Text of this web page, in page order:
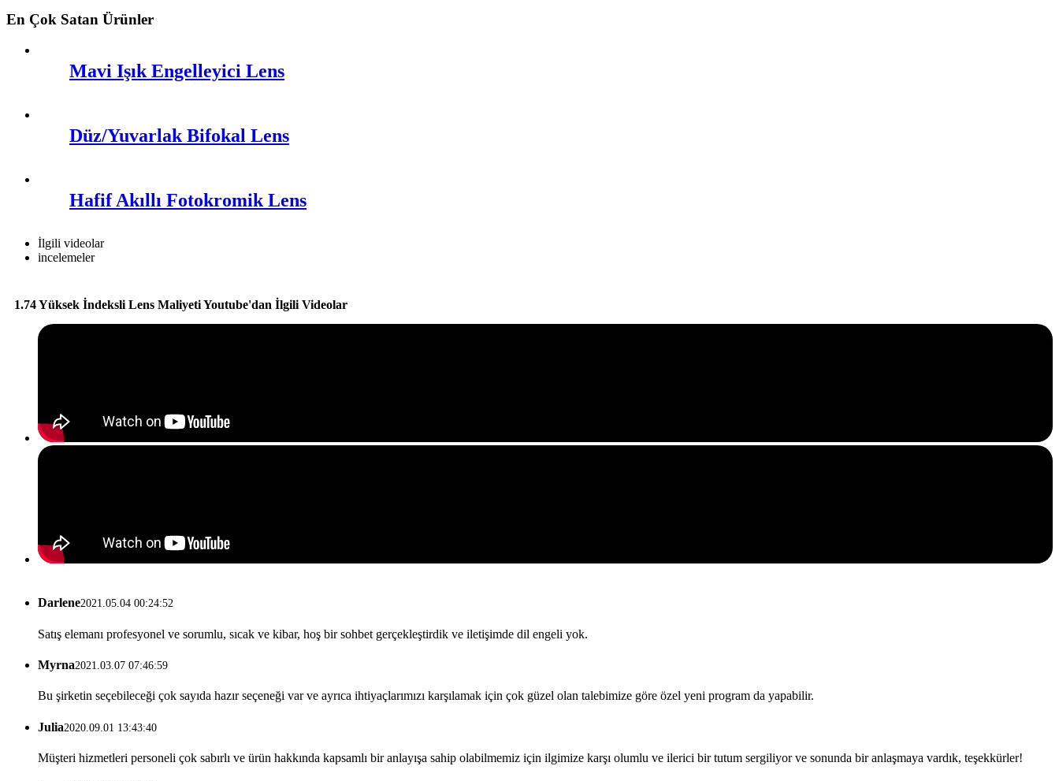
En Çok Satan Ürünler
Mavi Işık Engelleyici Lens
Düz/Yuvarlak Bifokal Lens
Hafif Akıllı Fotokromik Lens
İlgili videolar
incelemeler
1.74 Yüksek İndeksli Lens Maliyeti Youtube'dan İlgili Videolar
Darlene2021.05.04 00:24:52
Satış elemanı profesyonel ve sorumlu, sıcak ve kibar, hoş bir sohbet gerçekleştirdik ve iletişimde dil engeli yok.
Myrna2021.03.07 07:46:59
Bu şirketin seçebileceği çok sayıda hazır seçeneği var ve ayrıca ihtiyaçlarımızı karşılamak için çok güzel olan talebimize göre özel yeni program da yapabilir.
Julia2020.09.01 13:43:40
Müşteri hizmetleri personeli çok sabırlı ve ürün hakkında kapsamlı bir anlayışa sahip olabilmemiz için ilgimize karşı olumlu ve ilerici bir tutum sergiliyor ve sonunda bir anlaşmaya vardık, teşekkürler!